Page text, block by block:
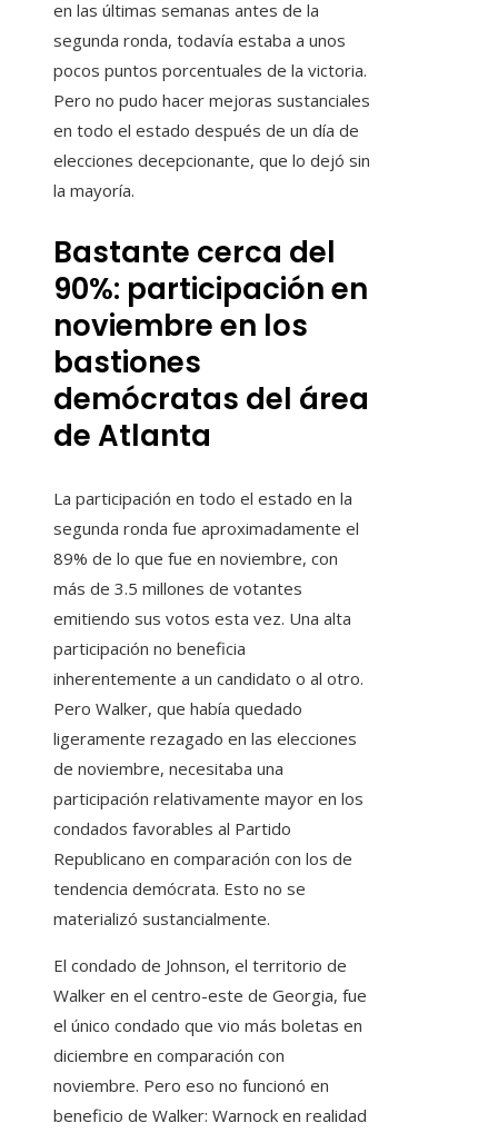
en las últimas semanas antes de la
segunda ronda, todavía estaba a unos
pocos puntos porcentuales de la victoria.
Pero no pudo hacer mejoras sustanciales
en todo el estado después de un día de
elecciones decepcionante, que lo dejó sin
la mayoría.
Bastante cerca del
90%: participación en
noviembre en los
bastiones
demócratas del área
de Atlanta
La participación en todo el estado en la
segunda ronda fue aproximadamente el
89% de lo que fue en noviembre, con
más de 3.5 millones de votantes
emitiendo sus votos esta vez. Una alta
participación no beneficia
inherentemente a un candidato o al otro.
Pero Walker, que había quedado
ligeramente rezagado en las elecciones
de noviembre, necesitaba una
participación relativamente mayor en los
condados favorables al Partido
Republicano en comparación con los de
tendencia demócrata. Esto no se
materializó sustancialmente.
El condado de Johnson, el territorio de
Walker en el centro-este de Georgia, fue
el único condado que vio más boletas en
diciembre en comparación con
noviembre. Pero eso no funcionó en
beneficio de Walker: Warnock en realidad